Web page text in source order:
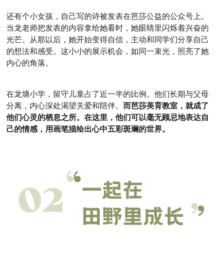
还有个小女孩，自己写的诗被发表在芭莎公益的公众号上。
当龙老师把发表的内容拿给她看时，她眼睛里闪烁着兴奋的
光芒。从那以后，她开始变得自信，主动和同学们分享自己
的想法和感受。这小小的展示机会，如同一束光，照亮了她
内心的角落。
在龙塘小学，留守儿童占了近一半的比例。他们长期与父母
分离，内心深处渴望关爱和陪伴。而芭莎美育教室，就成了
他们心灵的栖息之所。在这里，他们可以毫无顾忌地表达自
己的情感，用画笔描绘出心中五彩斑斓的世界。